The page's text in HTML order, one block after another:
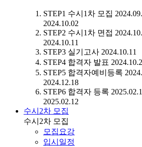
STEP1 수시1차 모집
2024.10.02
STEP2 수시1차 면접
2024.10.11
STEP3 실기고사 2024.10.11
STEP4 합격자 발표
STEP5 합격자예비등록
2024.12.18
STEP6 합격자 등록
2025.02.12
수시2차 모집
수시2차 모집
모집요강
입시일정